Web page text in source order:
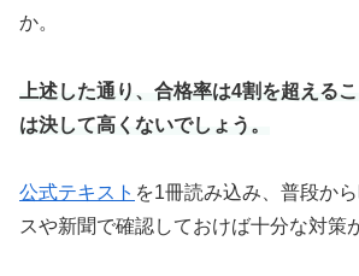
か。
上述した通り、合格率は4割を超える
は決して高くないでしょう。
公式テキスト を1冊読み込み、普段か
スや新聞で確認しておけば十分な対策